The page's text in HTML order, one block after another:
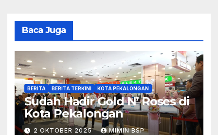
Baca Juga
BERITA BERITA TERKINI KOTA PEKALONGAN
Sudah Hadir Gold N’ Roses di
Kota Pekalongan
2 OKTOBER 2025 MIMIN BSP